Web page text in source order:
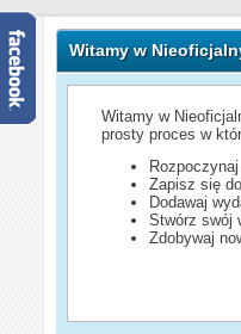
Witamy w
Witamy w
prosty proces w
Zapisz się
Dodawaj
Stwórz swój
Zdobywaj